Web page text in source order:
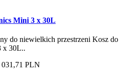
Mini 3 x 30L
do niewielkich przestrzeni Kosz do
x 30L..
031,71 PLN